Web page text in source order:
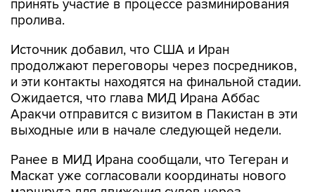
Источник добавил, что США и Иран
и эти контакты находятся на финальной стадии.
Ожидается, что глава МИД Ирана Аббас
Аракчи отправится с визитом в Пакистан в эти
выходные или в начале следующей недели.
Ранее в МИД Ирана сообщали, что Тегеран и
маршрута для движения судов через
Ормузский пролив и что стороны готовят